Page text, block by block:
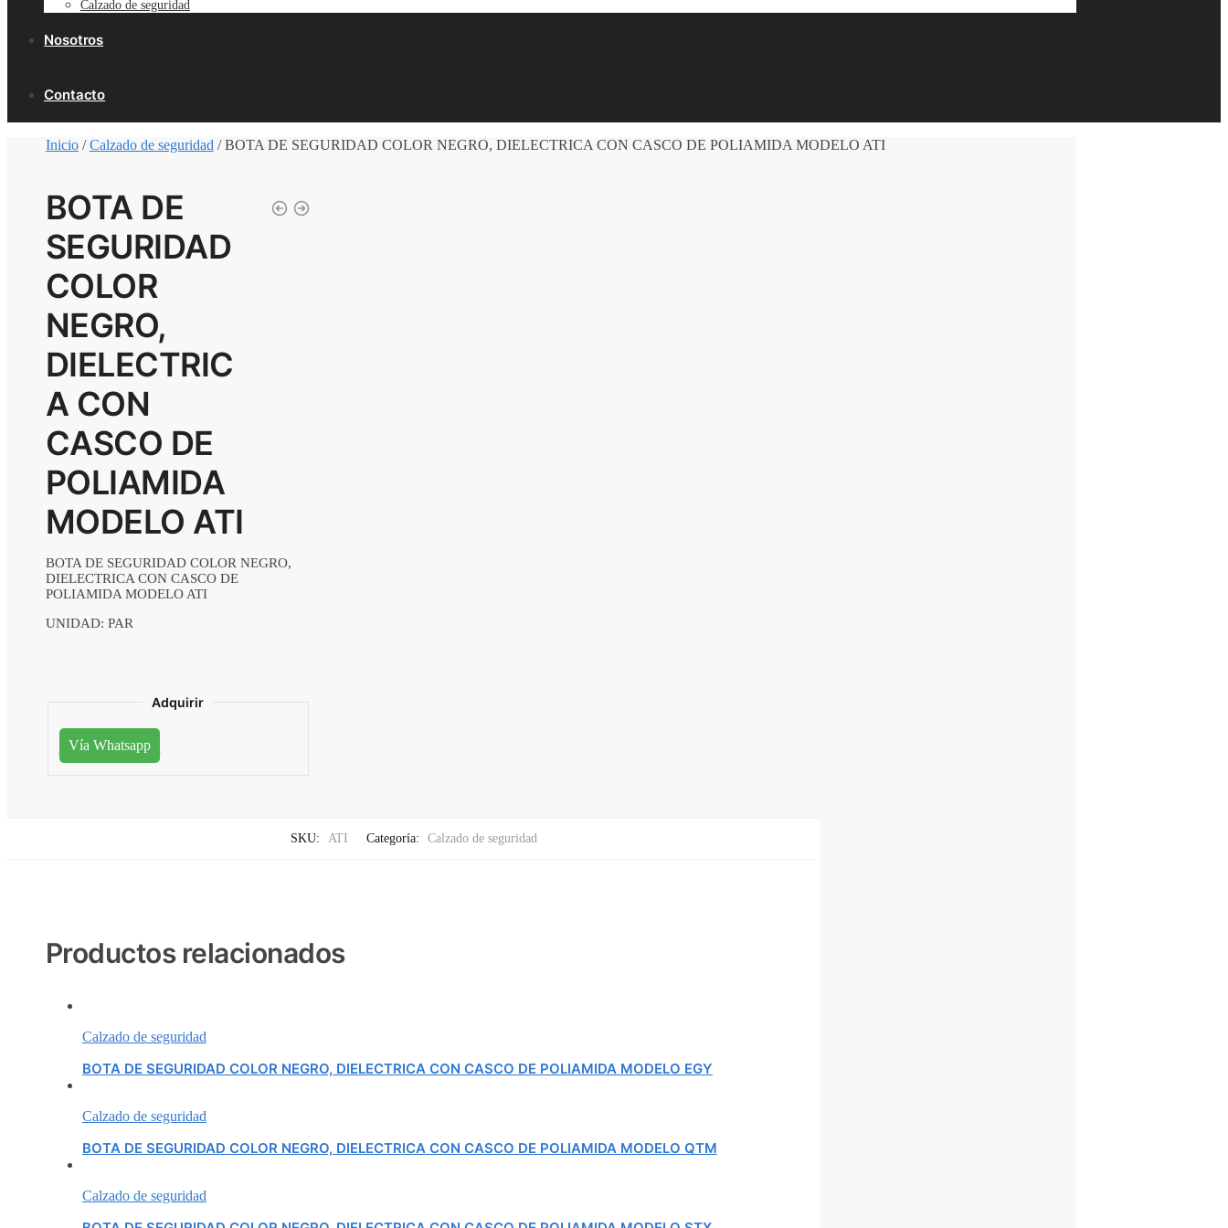
Calzado de seguridad
Nosotros
Contacto
Inicio/Calzado de seguridad /BOTA DE SEGURIDAD COLOR NEGRO, DIELECTRICA CON CASCO DE POLIAMIDA MODELO ATI
BOTA DE
SEGURIDAD
COLOR
NEGRO,
DIELECTRIC
A CON
CASCO DE
POLIAMIDA
MODELO ATI
BOTA DE SEGURIDAD COLOR NEGRO,
DIELECTRICA CON CASCO DE
POLIAMIDA MODELO ATI
UNIDAD: PAR
Adquirir
Vía Whatsapp
SKU: ATI Categoría: Calzado de seguridad
Productos relacionados
Calzado de seguridad
BOTA DE SEGURIDAD COLOR NEGRO, DIELECTRICA CON CASCO DE POLIAMIDA MODELO EGY
Calzado de seguridad
BOTA DE SEGURIDAD COLOR NEGRO, DIELECTRICA CON CASCO DE POLIAMIDA MODELO QTM
Calzado de seguridad